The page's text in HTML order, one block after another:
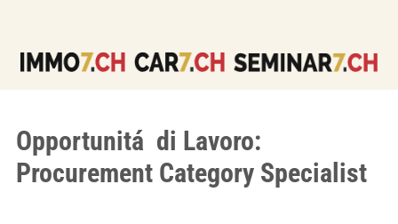
Opportunitá di Lavoro:
Procurement Category Specialist